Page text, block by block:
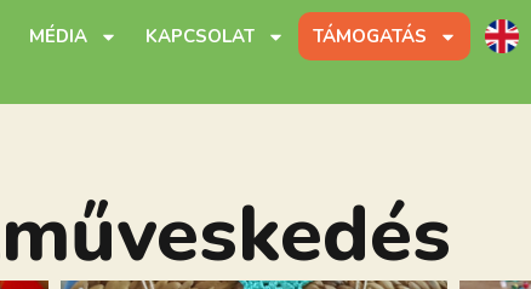
MÉDIA KAPCSOLAT TÁMOGATÁS